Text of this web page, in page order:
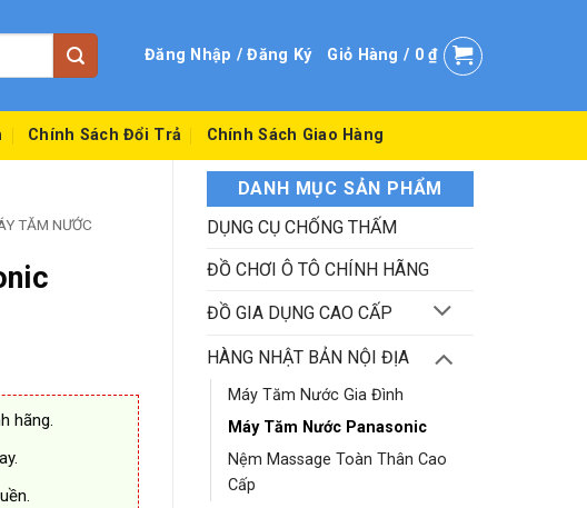
Đăng Nhập / Đăng Ký Giỏ Hàng / 0₫
Chính Sách Đổi Trả Chính Sách Giao Hàng
DANH MỤC SẢN PHẨM
DỤNG CỤ CHỐNG THẤM
ĐỒ CHƠI Ô TÔ CHÍNH HÃNG
ĐỒ GIA DỤNG CAO CẤP
HÀNG NHẬT BẢN NỘI ĐỊA
Máy Tăm Nước Gia Đình
Máy Tăm Nước Panasonic
Nệm Massage Toàn Thân Cao
Cấp
TĂM NƯỚC
hãng.